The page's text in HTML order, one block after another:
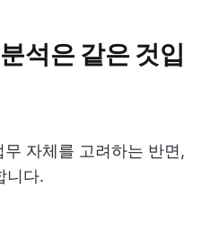
석은 같은 것입
자체를 고려하는 반면,
니다.